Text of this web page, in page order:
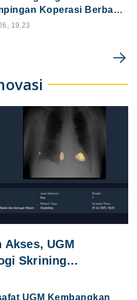
Koperasi Berbasis
di DIY
19.23
Akses, UGM
Skrining
3T
UGM Kembangkan